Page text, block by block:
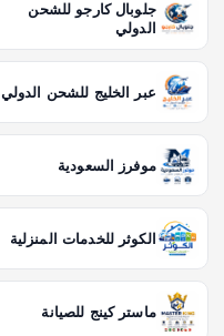
جلوبال كارجو للشحن
الدولي
عبر الخليج للشحن الدولي
موفرز السعودية
الكوثر للخدمات المنزلية
ماستر كينج للصيانة